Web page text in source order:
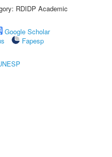
RDIDP Academic
Google Scholar
Fapesp